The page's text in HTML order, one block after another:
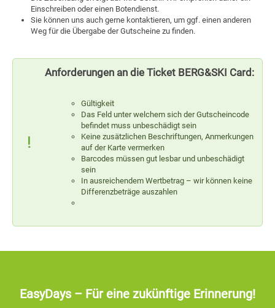
Einschreiben oder einen Botendienst.
Sie können uns auch gerne kontaktieren, um ggf. einen anderen
Weg für die Übergabe der Gutscheine zu finden.
Anforderungen an die Ticket BERG&SKI Card:
Gültigkeit
Das Feld unter welchem sich der Gutscheincode
befindet muss unbeschädigt sein
Keine zusätzlichen Beschriftungen, Anmerkungen
auf der Karte vermerken
Barcodes müssen gut lesbar und unbeschädigt
sein
In ausreichendem Wertbetrag – wir können keine
Differenzbeträge auszahlen
EasyDays – Für eine zukünftige Erinnerung!